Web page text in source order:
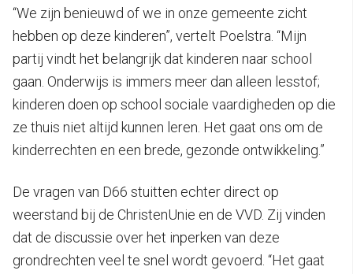
“We zijn benieuwd of we in onze gemeente zicht
hebben op deze kinderen”, vertelt Poelstra. “Mijn
partij vindt het belangrijk dat kinderen naar school
gaan. Onderwijs is immers meer dan alleen lesstof;
kinderen doen op school sociale vaardigheden op die
ze thuis niet altijd kunnen leren. Het gaat ons om de
kinderrechten en een brede, gezonde ontwikkeling.”
De vragen van D66 stuitten echter direct op
weerstand bij de ChristenUnie en de VVD. Zij vinden
dat de discussie over het inperken van deze
grondrechten veel te snel wordt gevoerd. “Het gaat